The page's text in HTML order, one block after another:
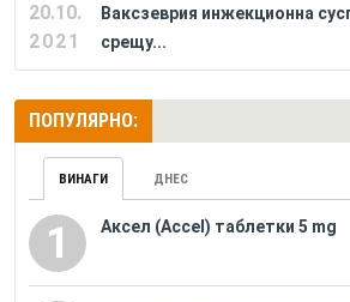
20.10.
2021
Ваксзеврия инжекционна
срещу...
ПОПУЛЯРНО:
ВИНАГИ ДНЕС
1 Аксел (Accel) таблетки 5 mg